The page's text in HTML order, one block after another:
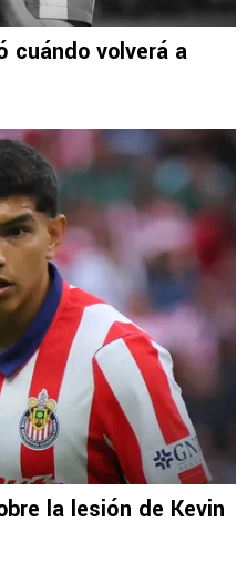
cuándo volverá a
la lesión de Kevin